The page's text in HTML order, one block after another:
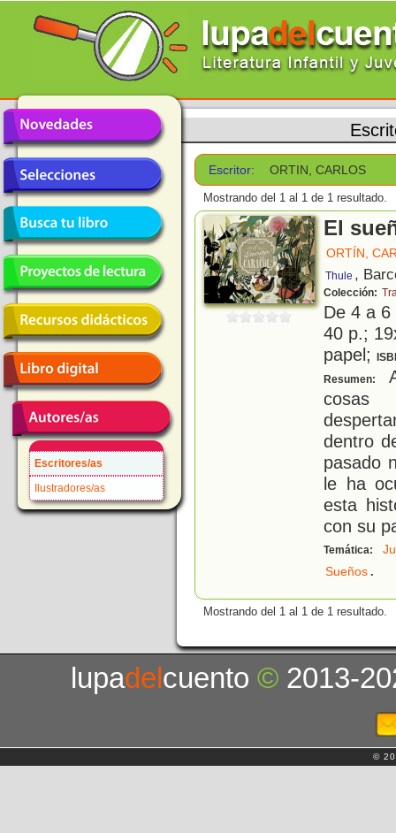
Escritores/as
Ilustradores/as
Escritor: ORTIN, CARLOS
Mostrando del 1 al 1 de 1 resultado.
El
ORTÍN,
Thule ,
Colección:
De 4 a
40 p.;
papel;
Resumen:
cosas
dentro
pasado
le ha
esta
con su
Temática:
Sueños.
Mostrando del 1 al 1 de 1 resultado.
lupadelcuento© 2013-
©